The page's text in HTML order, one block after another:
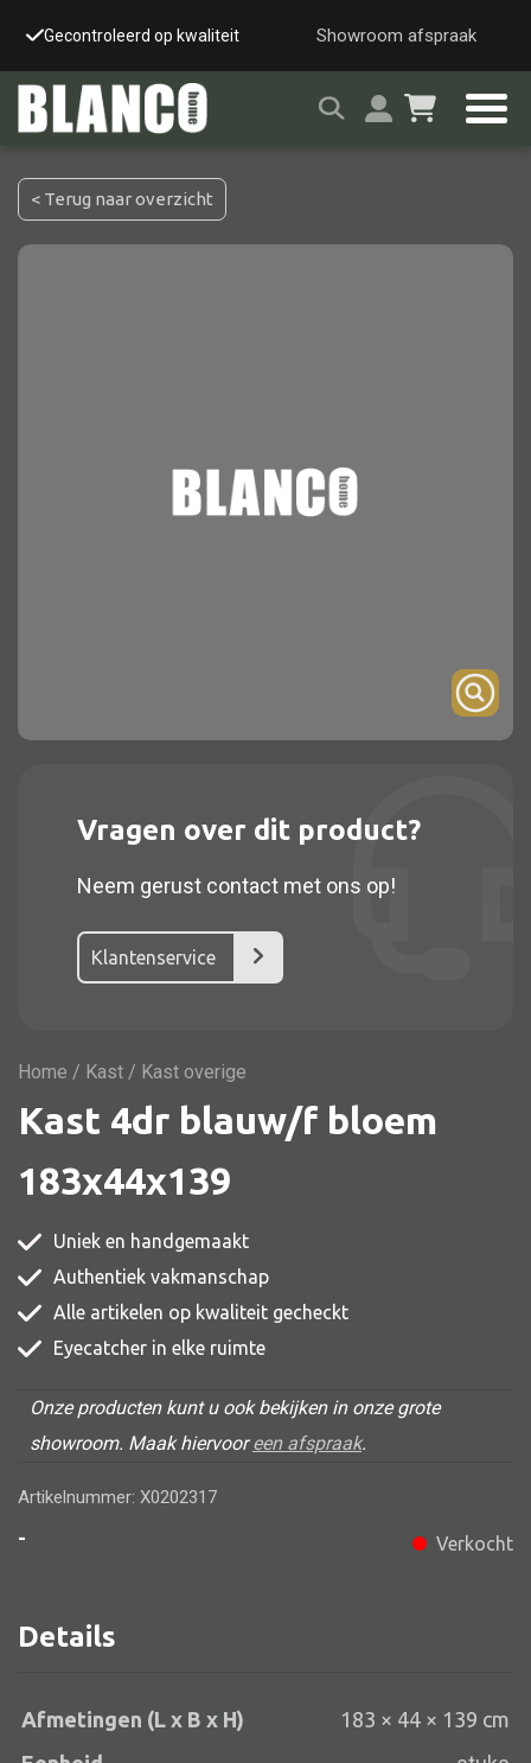
Gecontroleerd op kwaliteit Snelle & veilige
Showroom afspraak
Alle kasten
Dressoir
Nachtkast
Vitrine
TV meubel
Comode
Alle stoelen
Eetkamer stoel
Fautteuil
Barstoel
Kinderstoel
Kruk
< Terug naar overzicht
Vragen over dit product?
Neem gerust contact met ons op!
Klantenservice
Home / Kast / Kast overige
Kast 4dr blauw/f bloem
183x44x139
Uniek en handgemaakt
Authentiek vakmanschap
Alle artikelen op kwaliteit gecheckt
Eyecatcher in elke ruimte
Onze producten kunt u ook bekijken in onze grote
showroom. Maak hiervooreen afspraak.
Artikelnummer: X0202317
-
Verkocht
Details
Afmetingen (L x B x H)
183 × 44 × 139 cm